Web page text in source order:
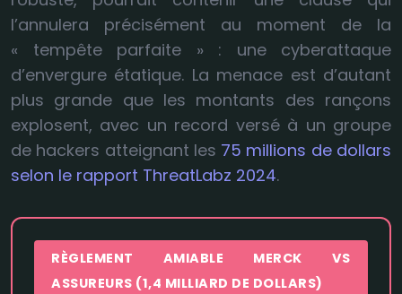
l’annulera précisément au moment de la
« tempête parfaite » : une cyberattaque
d’envergure étatique. La menace est d’autant
plus grande que les montants des rançons
explosent, avec un record versé à un groupe
de hackers atteignant les 75 millions de dollars
selon le rapport ThreatLabz 2024.
RÈGLEMENT AMIABLE MERCK VS
ASSUREURS (1,4 MILLIARD DE DOLLARS)